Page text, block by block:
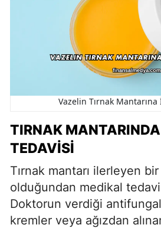
Vazelin Tırnak
TIRNAK
TEDAVISI
Tırnak mantarı ilerleyen bir
olduğundan medikal
Doktorun verdiği
kremler veya ağızdan